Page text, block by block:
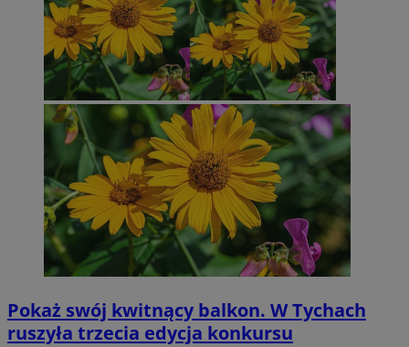
Pokaż swój kwitnący balkon. W Tychach
ruszyła trzecia edycja konkursu